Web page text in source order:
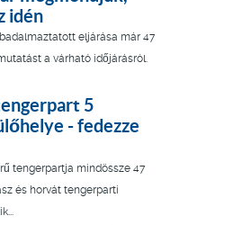
idén
eljárása már 47
a várható időjárásról.
5
- fedezze
tengerpartja mindössze 47
és horvát tengerparti